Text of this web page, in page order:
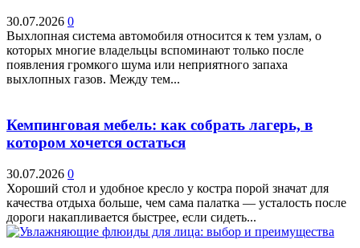
30.07.2026 0
Выхлопная система автомобиля относится к тем узлам, о
которых многие владельцы вспоминают только после
появления громкого шума или неприятного запаха
выхлопных газов. Между тем...
Кемпинговая мебель: как собрать лагерь, в
котором хочется остаться
30.07.2026 0
Хороший стол и удобное кресло у костра порой значат для
качества отдыха больше, чем сама палатка — усталость после
дороги накапливается быстрее, если сидеть...